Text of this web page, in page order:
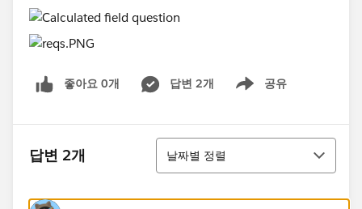
좋아요 0개 답변 2개 공유
Show menu
답변 2개
정렬
날짜별 정렬